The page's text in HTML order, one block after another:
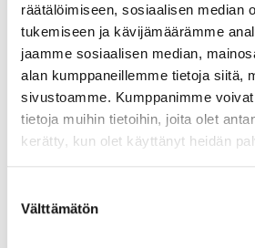
räätälöimiseen, sosiaalisen median
tukemiseen ja kävijämäärämme
jaamme sosiaalisen median,
alan kumppaneillemme tietoja siitä,
sivustoamme. Kumppanimme
tietoja muihin tietoihin, joita olet
kerätty, kun olet käyttänyt heidän
valinta
Välttämätön
Vähähiilinen
Kirkkonummen Juhlakallio
Asuntorakentaminen